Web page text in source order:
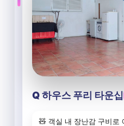
Q 하우스 푸리 타운십
🧸 객실 내 장난감 구비로